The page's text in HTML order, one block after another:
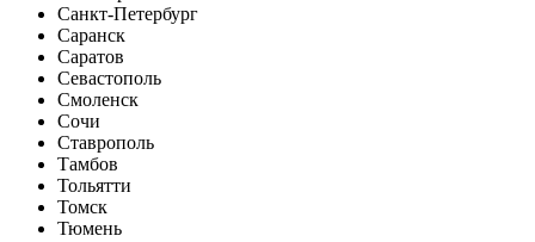
Санкт-Петербург
Саранск
Саратов
Севастополь
Смоленск
Сочи
Ставрополь
Тамбов
Тольятти
Томск
Тюмень